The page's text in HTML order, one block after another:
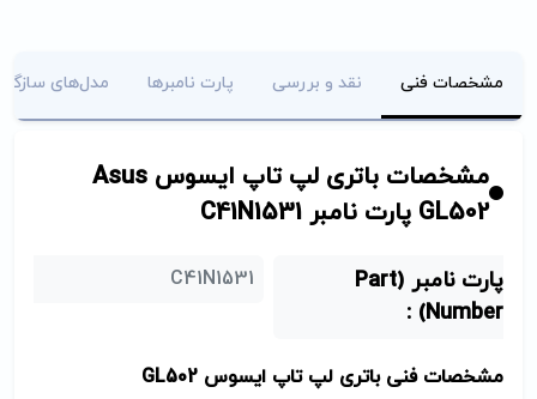
مشخصات فنی نقد و بررسی پارت نامبرها مدل‌های سازگار
مشخصات باتری لپ تاپ ایسوس Asus
GL502 پارت نامبر C41N1531
پارت نامبر (Part
Number) :
C41N1531
مشخصات فنی باتری لپ تاپ ایسوس GL502